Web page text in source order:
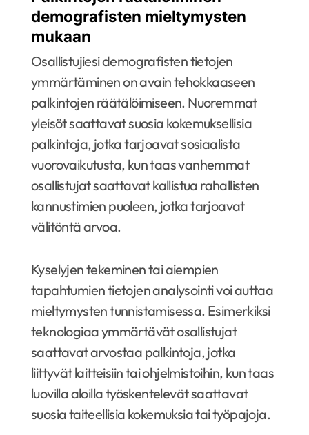
demografisten mieltymysten
mukaan
Osallistujiesi demografisten tietojen
ymmärtäminen on avain tehokkaaseen
palkintojen räätälöimiseen. Nuoremmat
yleisöt saattavat suosia kokemuksellisia
palkintoja, jotka tarjoavat sosiaalista
vuorovaikutusta, kun taas vanhemmat
osallistujat saattavat kallistua rahallisten
kannustimien puoleen, jotka tarjoavat
välitöntä arvoa.
Kyselyjen tekeminen tai aiempien
tapahtumien tietojen analysointi voi auttaa
mieltymysten tunnistamisessa. Esimerkiksi
teknologiaa ymmärtävät osallistujat
saattavat arvostaa palkintoja, jotka
liittyvät laitteisiin tai ohjelmistoihin, kun taas
luovilla aloilla työskentelevät saattavat
suosia taiteellisia kokemuksia tai työpajoja.